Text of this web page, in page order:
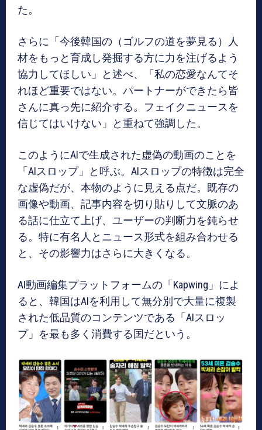
た。
さらに「今後韓国の（ゴルフの道を夢見る）人
材をもっと育成し発掘する方に力を注げるよう
協力してほしい」と述べ、「私の恋愛なんてそ
れほど重要ではない。パートナーができたら皆
さんに真っ先に紹介する。フェイクニュースを
信じてはいけない」と重ねて強調した。
このようにAIで生成された虚偽の動画のことを
「AIスロップ」と呼ぶ。AIスロップの特徴は完全
な虚偽だが、本物のように見える点だ。既存の
画像や動画、記事内容を切り貼りして文脈のあ
る話に仕立て上げ、ユーザーの判断力を鈍らせ
る。特に有名人とニュース形式を組み合わせる
と、その影響力はさらに大きくなる。
AI動画編集プラットフォームの「Kapwing」によ
ると、韓国はAIを利用して無分別で大量に複製
された低品質のコンテンツである「AIスロッ
プ」を最も多く消費する国だという。